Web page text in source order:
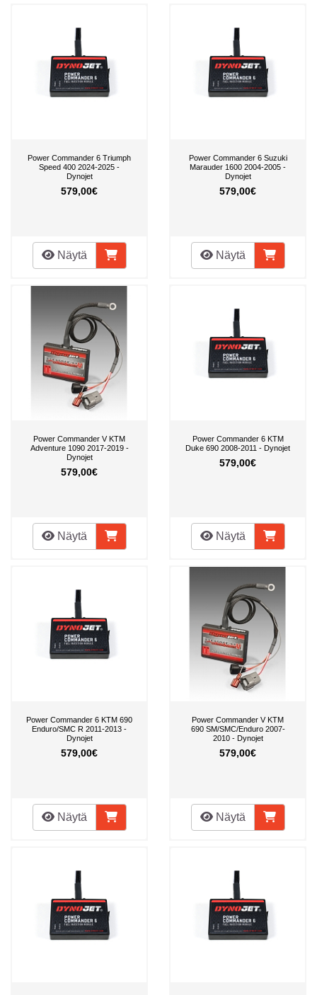
Power Commander 6 Triumph
Speed 400 2024-2025 -
Dynojet
579,00€
Näytä
Power Commander 6 Suzuki
Marauder 1600 2004-2005 -
Dynojet
579,00€
Näytä
Power Commander V KTM
Adventure 1090 2017-2019 -
Dynojet
579,00€
Näytä
Power Commander 6 KTM
Duke 690 2008-2011 - Dynojet
579,00€
Näytä
Power Commander 6 KTM 690
Enduro/SMC R 2011-2013 -
Dynojet
579,00€
Näytä
Power Commander V KTM
690 SM/SMC/Enduro 2007-
2010 - Dynojet
579,00€
Näytä